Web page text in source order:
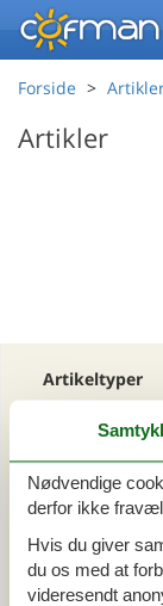
Forside
Artikler
Artikeltyper
Din Cofman
Område
Alle
Holland
Drenthe
Nødvendige
derfor ikke
Hvis du giver
du os med at
videresendt